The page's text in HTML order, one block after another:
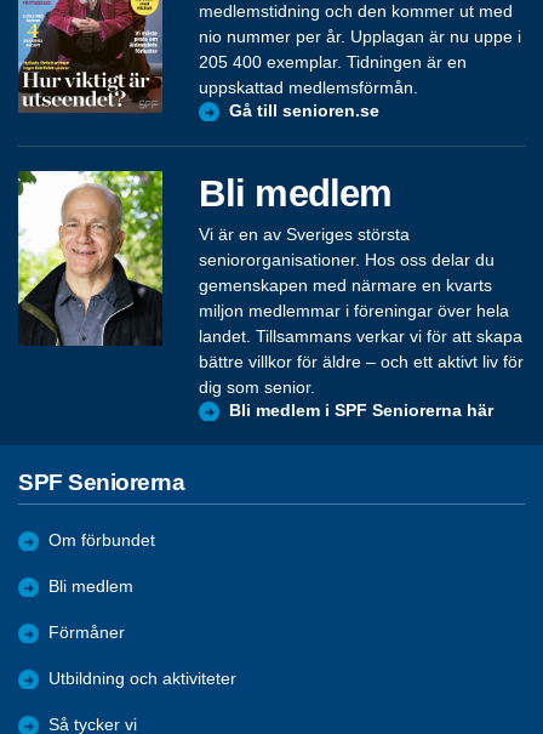
medlemstidning och den kommer ut med
nio nummer per år. Upplagan är nu uppe i
205 400 exemplar. Tidningen är en
uppskattad medlemsförmån.
Gå till senioren.se
Bli medlem
Vi är en av Sveriges största
seniororganisationer. Hos oss delar du
gemenskapen med närmare en kvarts
miljon medlemmar i föreningar över hela
landet. Tillsammans verkar vi för att skapa
bättre villkor för äldre – och ett aktivt liv för
dig som senior.
Bli medlem i SPF Seniorerna här
SPF Seniorerna
Om förbundet
Bli medlem
Förmåner
Utbildning och aktiviteter
Så tycker vi